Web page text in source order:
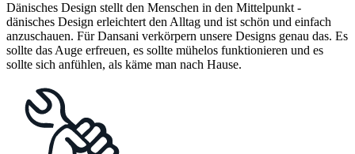
Dänisches Design stellt den Menschen in den Mittelpunkt -
dänisches Design erleichtert den Alltag und ist schön und einfach
anzuschauen. Für Dansani verkörpern unsere Designs genau das. Es
sollte das Auge erfreuen, es sollte mühelos funktionieren und es
sollte sich anfühlen, als käme man nach Hause.